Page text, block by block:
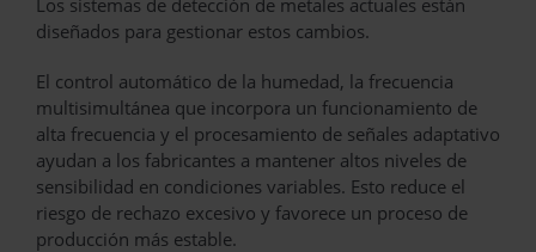
diseñados para gestionar estos cambios.
El control automático de la humedad, la frecuencia
multisimultánea que incorpora un funcionamiento de
alta frecuencia y el procesamiento de señales adaptativo
ayudan a los fabricantes a mantener altos niveles de
sensibilidad en condiciones variables. Esto reduce el
riesgo de rechazo excesivo y favorece un proceso de
producción más estable.